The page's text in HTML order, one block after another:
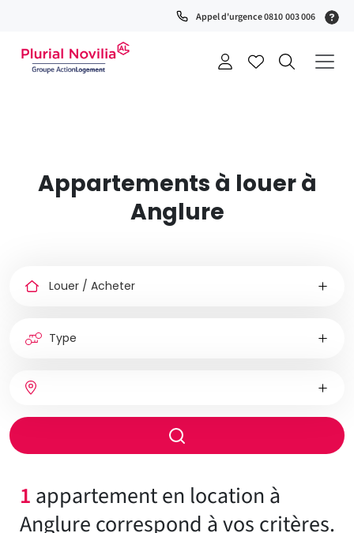
Appel d'urgence 0810 003 006
Appartements à louer à
Anglure
chambres
chauffage
Rayon
de
1 appartement en location à
Anglure correspond à vos critères.